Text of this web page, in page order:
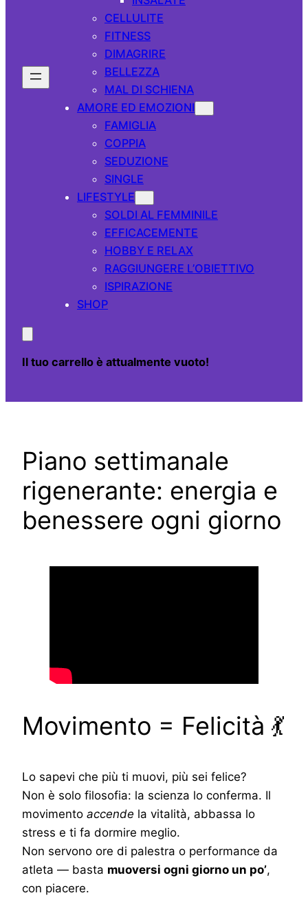
CELLULITE
FITNESS
DIMAGRIRE
BELLEZZA
MAL DI SCHIENA
AMORE ED EMOZIONI
FAMIGLIA
COPPIA
SEDUZIONE
SINGLE
LIFESTYLE
SOLDI AL FEMMINILE
EFFICACEMENTE
HOBBY E RELAX
RAGGIUNGERE L’OBIETTIVO
ISPIRAZIONE
SHOP
Il tuo carrello è attualmente vuoto!
Piano settimanale
rigenerante: energia e
benessere ogni giorno
Movimento = Felicità 💃
Lo sapevi che più ti muovi, più sei felice?
Non è solo filosofia: la scienza lo conferma. Il
movimento accende la vitalità, abbassa lo
stress e ti fa dormire meglio.
Non servono ore di palestra o performance da
atleta — basta muoversi ogni giorno un po’,
con piacere.